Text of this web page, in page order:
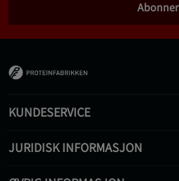
Abonner
KUNDESERVICE
JURIDISK INFORMASJON